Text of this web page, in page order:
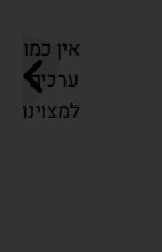
הקניית
ושאיפה
שחושבות